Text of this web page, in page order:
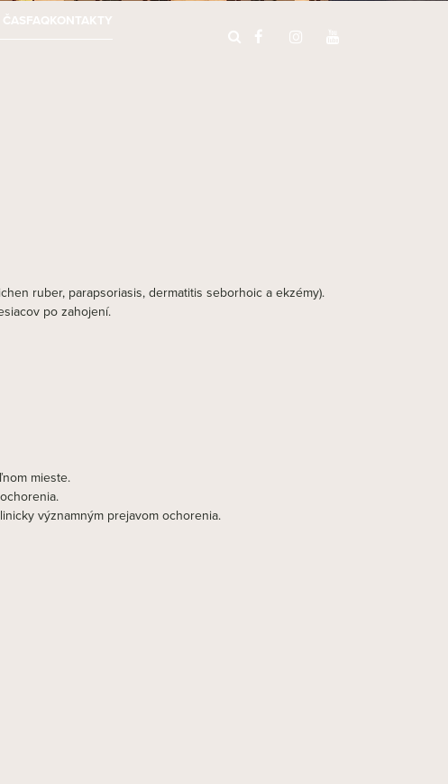
FAQKONTAKTY
ruber, parapsoriasis, dermatitis seborhoic a ekzémy).
po zahojení.
mieste.
významným prejavom ochorenia.